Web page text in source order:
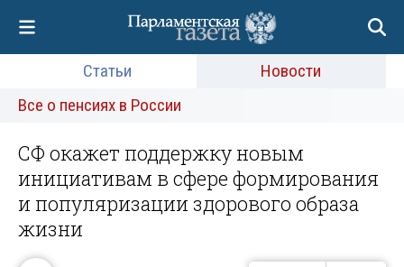
Статьи
Новости
Все о пенсиях в России
СФ окажет поддержку новым
инициативам в сфере формирования
и популяризации здорового образа
жизни